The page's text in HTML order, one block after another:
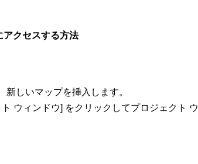
クセスする方法
しいマップを挿入します。
ウィンドウ] をクリックしてプロジェクト ウ